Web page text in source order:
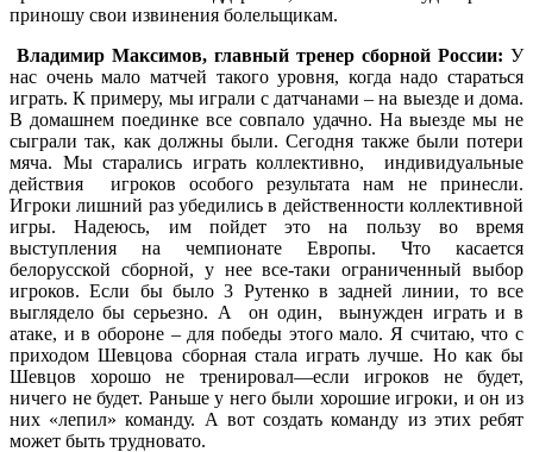
приношу свои извинения болельщикам.
Владимир Максимов, главный тренер сборной России: У
нас очень мало матчей такого уровня, когда надо стараться
играть. К примеру, мы играли с датчанами – на выезде и дома.
В домашнем поединке все совпало удачно. На выезде мы не
сыграли так, как должны были. Сегодня также были потери
мяча. Мы старались играть коллективно, индивидуальные
действия игроков особого результата нам не принесли.
Игроки лишний раз убедились в действенности коллективной
игры. Надеюсь, им пойдет это на пользу во время
выступления на чемпионате Европы. Что касается
белорусской сборной, у нее все-таки ограниченный выбор
игроков. Если бы было 3 Рутенко в задней линии, то все
выглядело бы серьезно. А он один, вынужден играть и в
атаке, и в обороне – для победы этого мало. Я считаю, что с
приходом Шевцова сборная стала играть лучше. Но как бы
Шевцов хорошо не тренировал—если игроков не будет,
ничего не будет. Раньше у него были хорошие игроки, и он из
них «лепил» команду. А вот создать команду из этих ребят
может быть трудновато.